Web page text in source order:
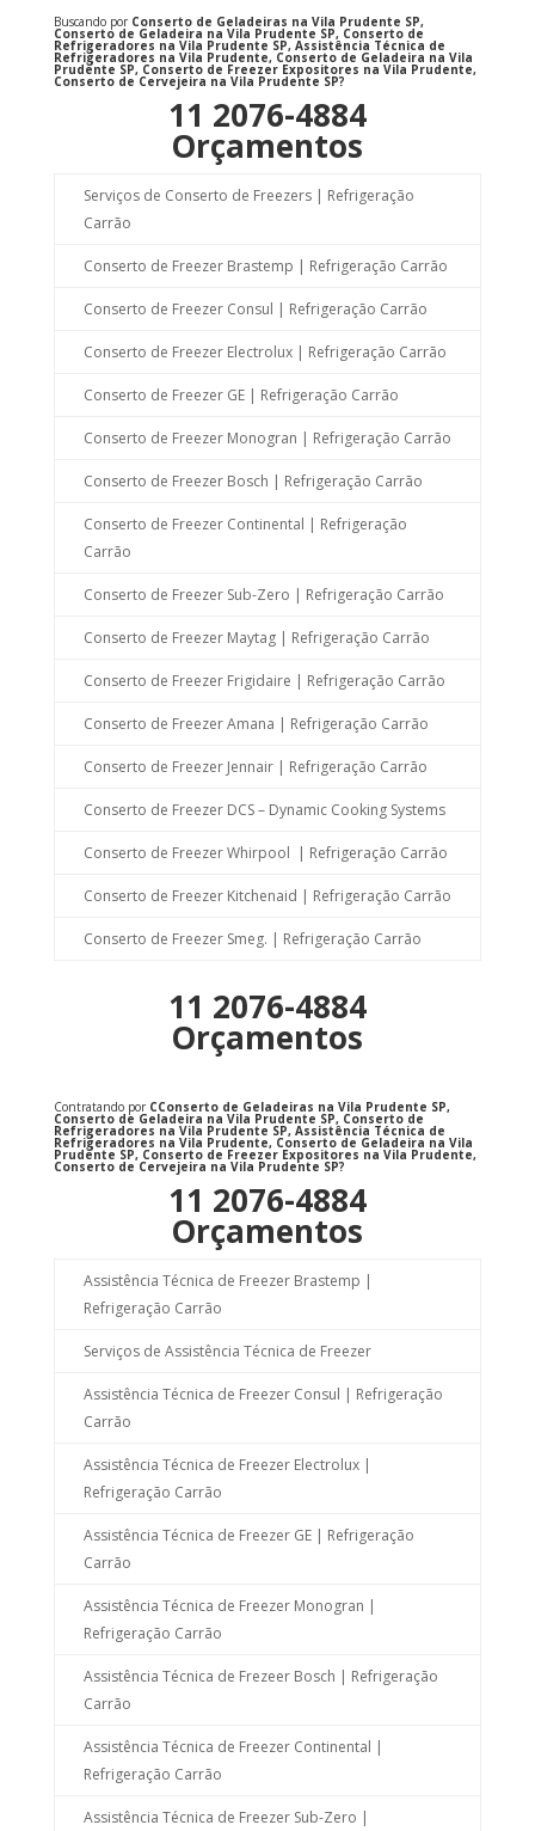
Buscando por Conserto de Geladeiras na Vila Prudente SP,
Conserto de Geladeira na Vila Prudente SP, Conserto de
Refrigeradores na Vila Prudente SP, Assistência Técnica de
Refrigeradores na Vila Prudente, Conserto de Geladeira na Vila
Prudente SP, Conserto de Freezer Expositores na Vila Prudente,
Conserto de Cervejeira na Vila Prudente SP?
11 2076-4884
Orçamentos
Serviços de Conserto de Freezers | Refrigeração
Carrão
Conserto de Freezer Brastemp | Refrigeração Carrão
Conserto de Freezer Consul | Refrigeração Carrão
Conserto de Freezer Electrolux | Refrigeração Carrão
Conserto de Freezer GE | Refrigeração Carrão
Conserto de Freezer Monogran | Refrigeração Carrão
Conserto de Freezer Bosch | Refrigeração Carrão
Conserto de Freezer Continental | Refrigeração
Carrão
Conserto de Freezer Sub-Zero | Refrigeração Carrão
Conserto de Freezer Maytag | Refrigeração Carrão
Conserto de Freezer Frigidaire | Refrigeração Carrão
Conserto de Freezer Amana | Refrigeração Carrão
Conserto de Freezer Jennair | Refrigeração Carrão
Conserto de Freezer DCS – Dynamic Cooking Systems
Conserto de Freezer Whirpool | Refrigeração Carrão
Conserto de Freezer Kitchenaid | Refrigeração Carrão
Conserto de Freezer Smeg. | Refrigeração Carrão
11 2076-4884
Orçamentos
Contratando por CConserto de Geladeiras na Vila Prudente SP,
Conserto de Geladeira na Vila Prudente SP, Conserto de
Refrigeradores na Vila Prudente SP, Assistência Técnica de
Refrigeradores na Vila Prudente, Conserto de Geladeira na Vila
Prudente SP, Conserto de Freezer Expositores na Vila Prudente,
Conserto de Cervejeira na Vila Prudente SP?
11 2076-4884
Orçamentos
Assistência Técnica de Freezer Brastemp |
Refrigeração Carrão
Serviços de Assistência Técnica de Freezer
Assistência Técnica de Freezer Consul | Refrigeração
Carrão
Assistência Técnica de Freezer Electrolux |
Refrigeração Carrão
Assistência Técnica de Freezer GE | Refrigeração
Carrão
Assistência Técnica de Freezer Monogran |
Refrigeração Carrão
Assistência Técnica de Frezeer Bosch | Refrigeração
Carrão
Assistência Técnica de Freezer Continental |
Refrigeração Carrão
Assistência Técnica de Freezer Sub-Zero |